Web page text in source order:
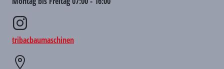
tribacbaumaschinen